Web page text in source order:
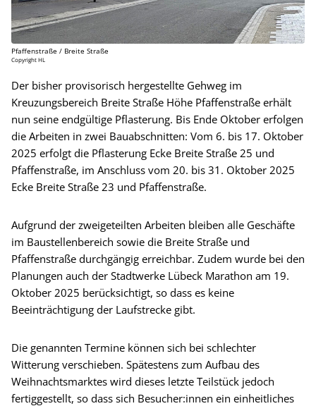
Pfaffenstraße / Breite Straße
Copyright HL
Der bisher provisorisch hergestellte Gehweg im
Kreuzungsbereich Breite Straße Höhe Pfaffenstraße erhält
nun seine endgültige Pflasterung. Bis Ende Oktober erfolgen
die Arbeiten in zwei Bauabschnitten: Vom 6. bis 17. Oktober
2025 erfolgt die Pflasterung Ecke Breite Straße 25 und
Pfaffenstraße, im Anschluss vom 20. bis 31. Oktober 2025
Ecke Breite Straße 23 und Pfaffenstraße.
Aufgrund der zweigeteilten Arbeiten bleiben alle Geschäfte
im Baustellenbereich sowie die Breite Straße und
Pfaffenstraße durchgängig erreichbar. Zudem wurde bei den
Planungen auch der Stadtwerke Lübeck Marathon am 19.
Oktober 2025 berücksichtigt, so dass es keine
Beeinträchtigung der Laufstrecke gibt.
Die genannten Termine können sich bei schlechter
Witterung verschieben. Spätestens zum Aufbau des
Weihnachtsmarktes wird dieses letzte Teilstück jedoch
fertiggestellt, so dass sich Besucher:innen ein einheitliches